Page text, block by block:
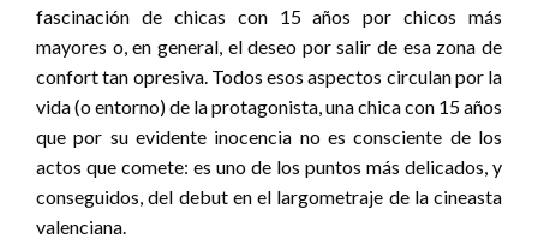
fascinación de chicas con 15 años por chicos más
mayores o, en general, el deseo por salir de esa zona de
confort tan opresiva. Todos esos aspectos circulan por la
vida (o entorno) de la protagonista, una chica con 15 años
que por su evidente inocencia no es consciente de los
actos que comete: es uno de los puntos más delicados, y
conseguidos, del debut en el largometraje de la cineasta
valenciana.